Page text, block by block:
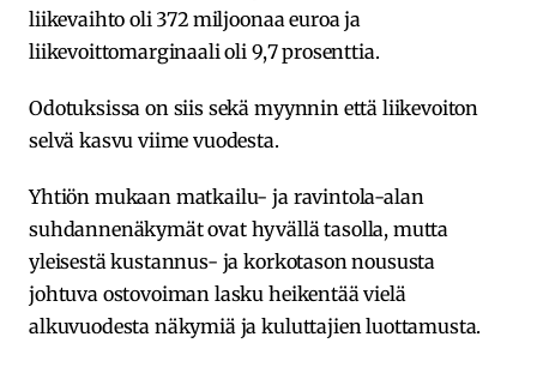
liikevaihto oli 372 miljoonaa euroa ja
liikevoittomarginaali oli 9,7 prosenttia.
Odotuksissa on siis sekä myynnin että liikevoiton
selvä kasvu viime vuodesta.
Yhtiön mukaan matkailu- ja ravintola-alan
suhdannenäkymät ovat hyvällä tasolla, mutta
yleisestä kustannus- ja korkotason noususta
johtuva ostovoiman lasku heikentää vielä
alkuvuodesta näkymiä ja kuluttajien luottamusta.